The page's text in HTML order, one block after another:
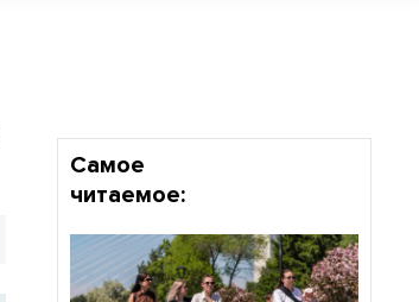
Самое
читаемое: